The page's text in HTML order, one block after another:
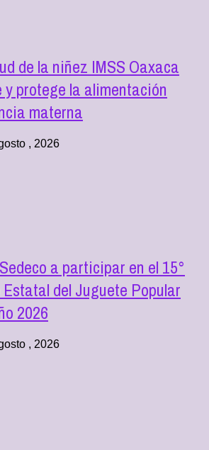
de la niñez IMSS Oaxaca
y protege la alimentación
materna
, 2026
a participar en el 15°
Estatal del Juguete Popular
2026
, 2026